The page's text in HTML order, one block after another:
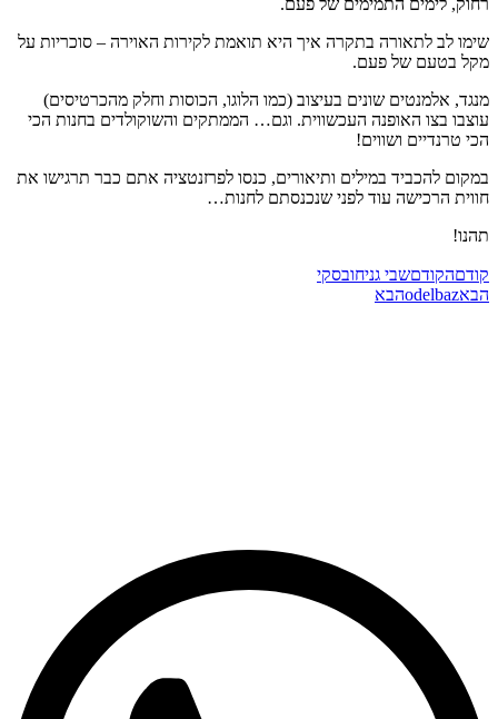
רחוק, לימים התמימים של פעם.
שימו לב לתאורה בתקרה איך היא תואמת לקירות האוירה – סוכריות על
מקל בטעם של פעם.
מנגד, אלמנטים שונים בעיצוב (כמו הלוגו, הכוסות וחלק מהכרטיסים)
עוצבו בצו האופנה העכשווית. וגם… הממתקים והשוקולדים בחנות הכי
הכי טרנדיים ושווים!
במקום להכביד במילים ותיאורים, כנסו לפרזנטציה אתם כבר תרגישו את
חווית הרכישה עוד לפני שנכנסתם לחנות…
תהנו!
קודםהקודםשבי גניחובסקי
הבאodelbazהבא